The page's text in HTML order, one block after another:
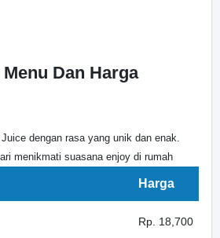
Dan Harga
dengan rasa yang unik dan enak.
menikmati suasana enjoy di rumah
Harga
Rp. 18,700